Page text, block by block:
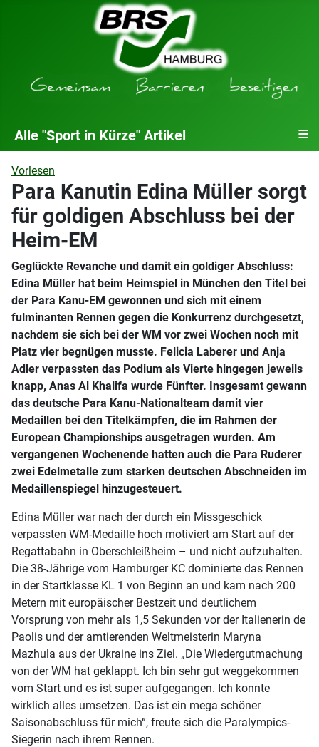
Alle "Sport in Kürze" Artikel ≡
Vorlesen
Para Kanutin Edina Müller sorgt
für goldigen Abschluss bei der
Heim-EM
Geglückte Revanche und damit ein goldiger Abschluss:
Edina Müller hat beim Heimspiel in München den Titel bei
der Para Kanu-EM gewonnen und sich mit einem
fulminanten Rennen gegen die Konkurrenz durchgesetzt,
nachdem sie sich bei der WM vor zwei Wochen noch mit
Platz vier begnügen musste. Felicia Laberer und Anja
Adler verpassten das Podium als Vierte hingegen jeweils
knapp, Anas Al Khalifa wurde Fünfter. Insgesamt gewann
das deutsche Para Kanu-Nationalteam damit vier
Medaillen bei den Titelkämpfen, die im Rahmen der
European Championships ausgetragen wurden. Am
vergangenen Wochenende hatten auch die Para Ruderer
zwei Edelmetalle zum starken deutschen Abschneiden im
Medaillenspiegel hinzugesteuert.
Edina Müller war nach der durch ein Missgeschick
verpassten WM-Medaille hoch motiviert am Start auf der
Regattabahn in Oberschleißheim – und nicht aufzuhalten.
Die 38-Jährige vom Hamburger KC dominierte das Rennen
in der Startklasse KL 1 von Beginn an und kam nach 200
Metern mit europäischer Bestzeit und deutlichem
Vorsprung von mehr als 1,5 Sekunden vor der Italienerin de
Paolis und der amtierenden Weltmeisterin Maryna
Mazhula aus der Ukraine ins Ziel. „Die Wiedergutmachung
von der WM hat geklappt. Ich bin sehr gut weggekommen
vom Start und es ist super aufgegangen. Ich konnte
wirklich alles umsetzen. Das ist ein mega schöner
Saisonabschluss für mich“, freute sich die Paralympics-
Siegerin nach ihrem Rennen.